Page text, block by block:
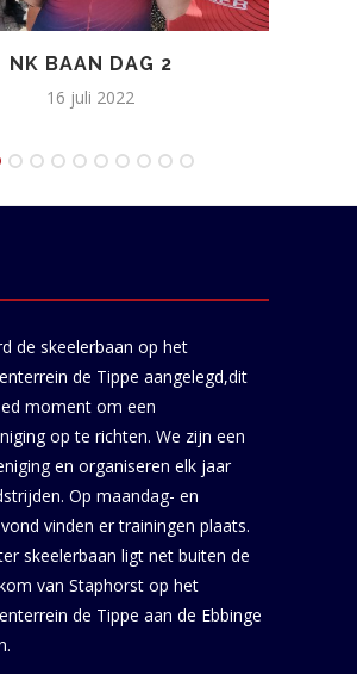
NK BAAN DAG 2
16 juli 2022
de skeelerbaan op het
de Tippe aangelegd,dit
moment om een
op te richten. We zijn een
en organiseren elk jaar
Op maandag- en
vinden er trainingen plaats.
skeelerbaan ligt net buiten de
van Staphorst op het
de Tippe aan de Ebbinge